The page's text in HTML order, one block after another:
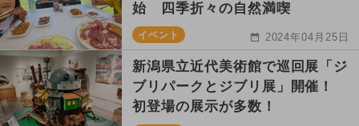
始 四季折々の自然満喫
イベント 2024年04月25日
新潟県立近代美術館で巡回展「ジ
ブリパークとジブリ展」開催！
初登場の展示が多数！